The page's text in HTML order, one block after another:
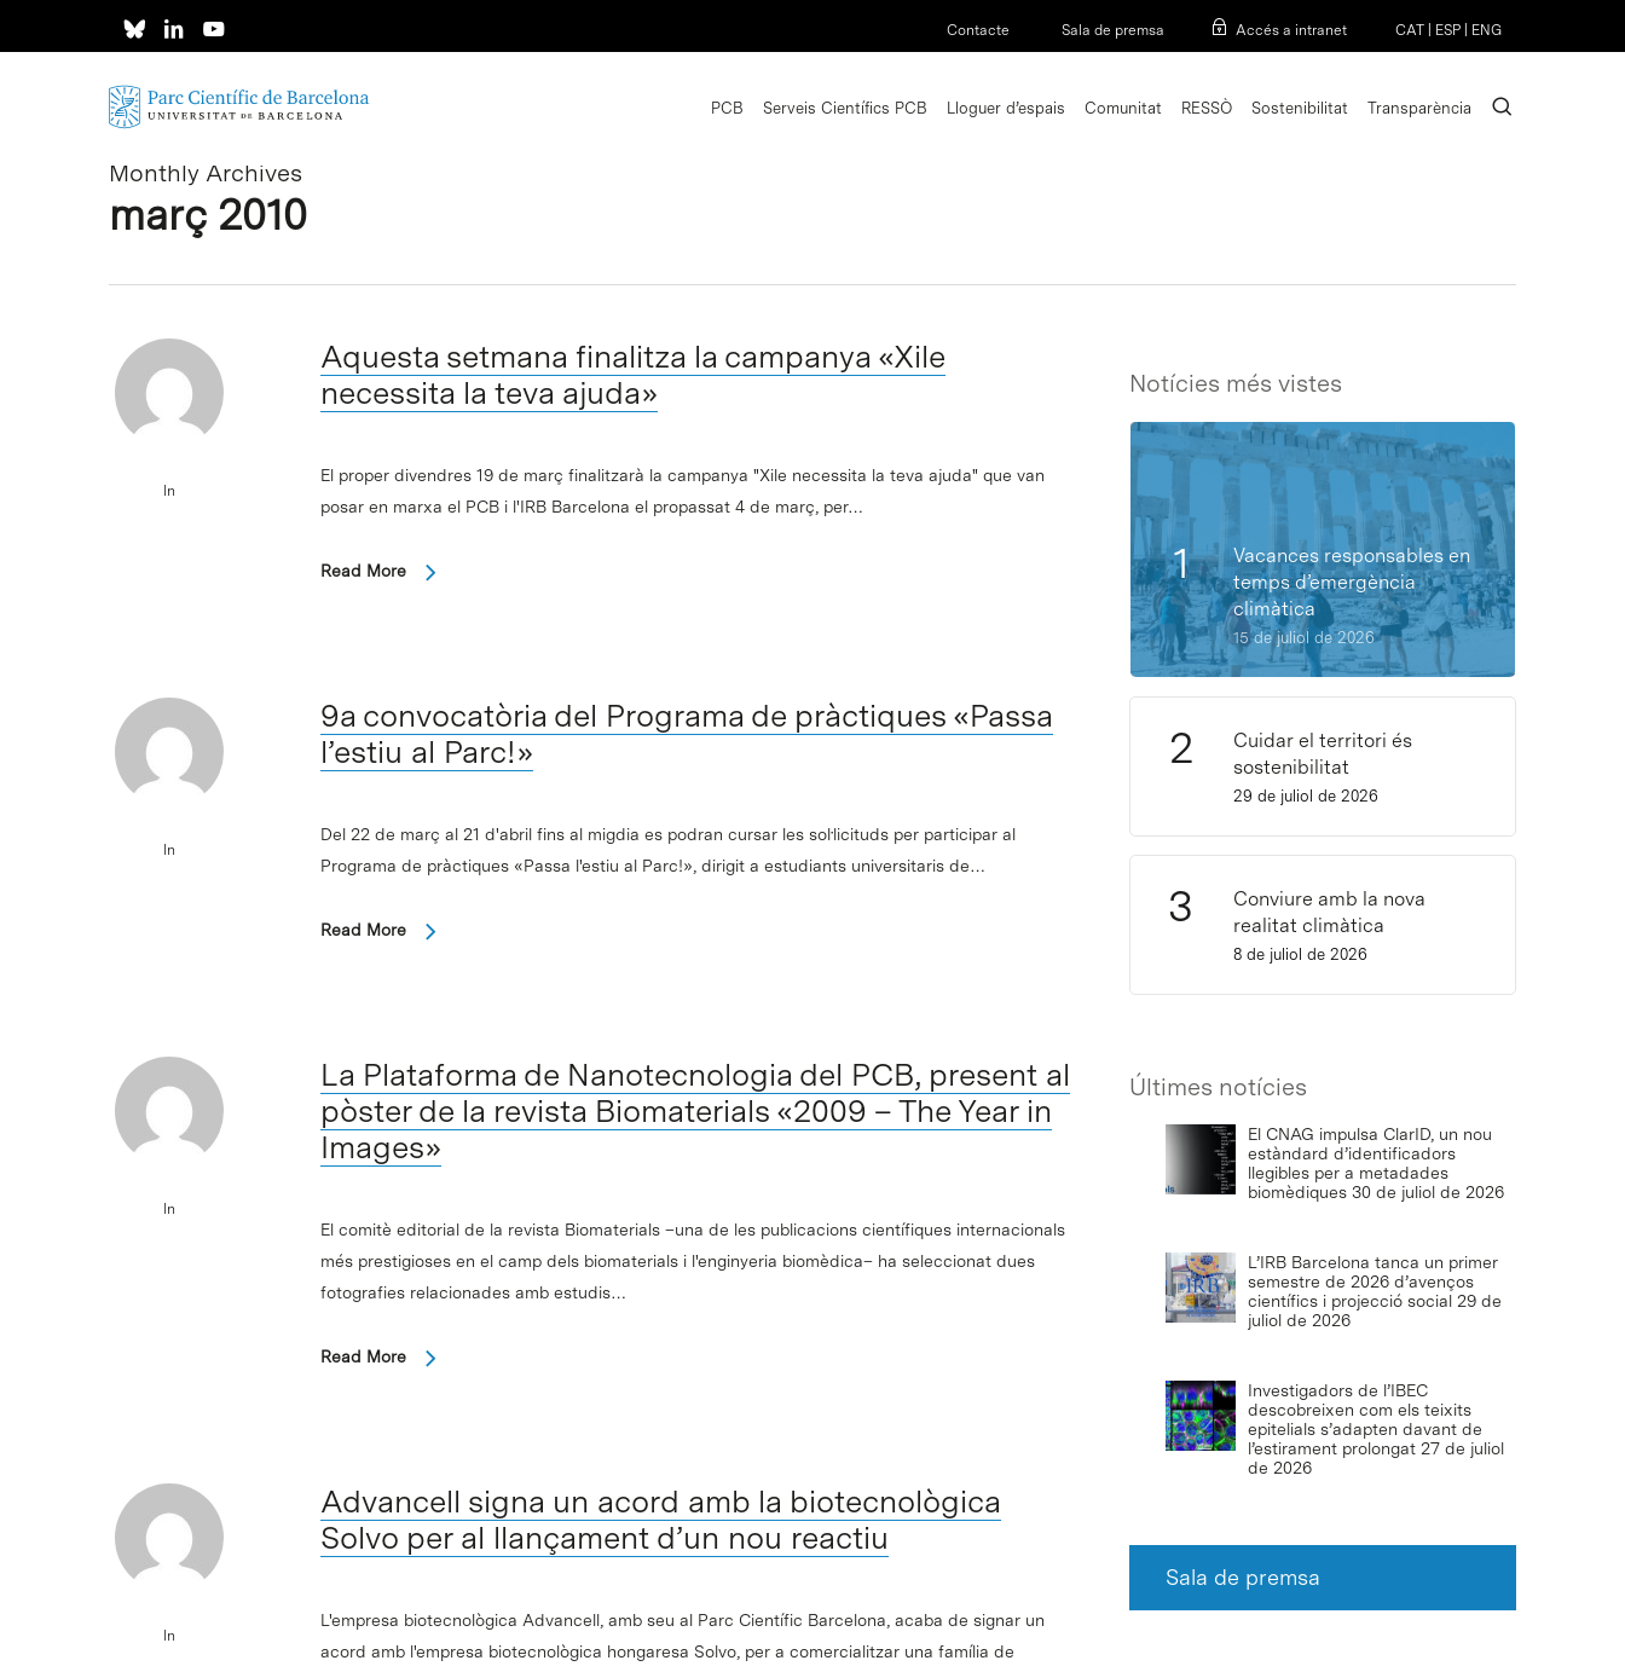
Contacte Sala de premsa Accés a intranet CAT ESP ENG
PCB Serveis Científics PCB Lloguer d’espais Comunitat RESSÒ Sostenibilitat Transparència search
Monthly Archives
març 2010
In
Aquesta setmana finalitza la campanya «Xile
necessita la teva ajuda»
El proper divendres 19 de març finalitzarà la campanya "Xile necessita la teva ajuda" que van
posar en marxa el PCB i l'IRB Barcelona el propassat 4 de març, per…
Read More
In
9a convocatòria del Programa de pràctiques «Passa
l’estiu al Parc!»
Del 22 de març al 21 d'abril fins al migdia es podran cursar les sol·licituds per participar al
Programa de pràctiques «Passa l'estiu al Parc!», dirigit a estudiants universitaris de…
Read More
In
La Plataforma de Nanotecnologia del PCB, present al
pòster de la revista Biomaterials «2009 – The Year in
Images»
El comitè editorial de la revista Biomaterials –una de les publicacions científiques internacionals
més prestigioses en el camp dels biomaterials i l'enginyeria biomèdica– ha seleccionat dues
fotografies relacionades amb estudis…
Read More
In
Advancell signa un acord amb la biotecnològica
Solvo per al llançament d’un nou reactiu
L'empresa biotecnològica Advancell, amb seu al Parc Científic Barcelona, acaba de signar un
acord amb l'empresa biotecnològica hongaresa Solvo, per a comercialitzar una família de
Notícies més vistes
Vacances responsables en
temps d’emergència
climàtica
15 de juliol de 2026
Cuidar el territori és
sostenibilitat
29 de juliol de 2026
Conviure amb la nova
realitat climàtica
8 de juliol de 2026
Últimes notícies
El CNAG impulsa ClarID, un nou
estàndard d’identificadors
llegibles per a metadades
biomèdiques 30 de juliol de 2026
L’IRB Barcelona tanca un primer
semestre de 2026 d’avenços
científics i projecció social 29 de
juliol de 2026
Investigadors de l’IBEC
descobreixen com els teixits
epitelials s’adapten davant de
l’estirament prolongat 27 de juliol
de 2026
Sala de premsa